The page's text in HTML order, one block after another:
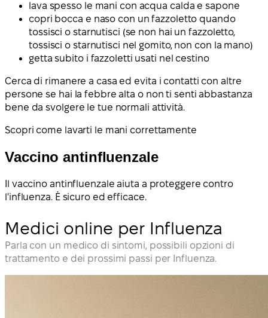
lava spesso le mani con acqua calda e sapone
copri bocca e naso con un fazzoletto quando
tossisci o starnutisci (se non hai un fazzoletto,
tossisci o starnutisci nel gomito, non con la mano)
getta subito i fazzoletti usati nel cestino
Cerca di rimanere a casa ed evita i contatti con altre
persone se hai la febbre alta o non ti senti abbastanza
bene da svolgere le tue normali attività.
Scopri come lavarti le mani correttamente
Vaccino antinfluenzale
Il vaccino antinfluenzale aiuta a proteggere contro
l'influenza. È sicuro ed efficace.
Medici online per Influenza
Parla con un medico di sintomi, possibili opzioni di
trattamento e dei prossimi passi per Influenza.